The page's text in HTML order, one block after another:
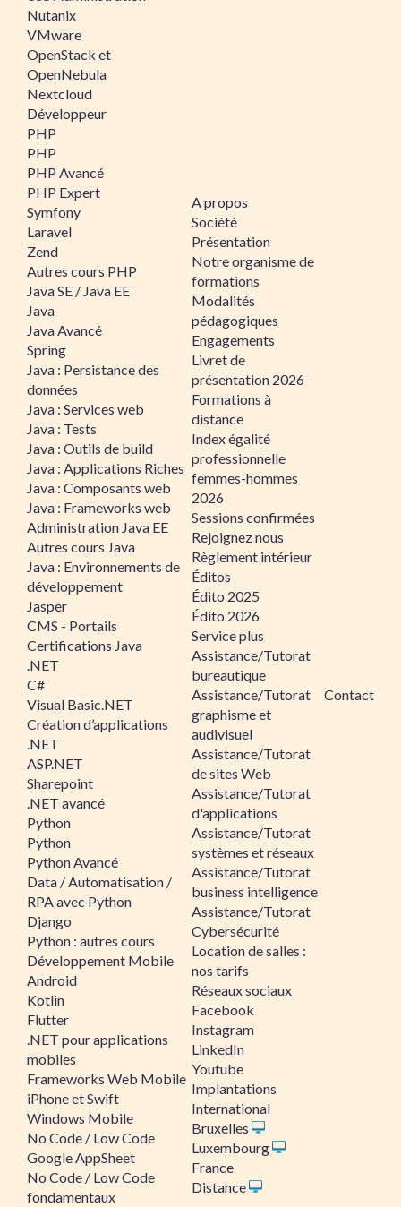
Nutanix
VMware
OpenStack et
OpenNebula
Nextcloud
Développeur
PHP
PHP
PHP Avancé
PHP Expert
Symfony
Laravel
Zend
Autres cours PHP
Java SE / Java EE
Java
Java Avancé
Spring
Java : Persistance des
données
Java : Services web
Java : Tests
Java : Outils de build
Java : Applications Riches
Java : Composants web
Java : Frameworks web
Administration Java EE
Autres cours Java
Java : Environnements de
développement
Jasper
CMS - Portails
Certifications Java
.NET
C#
Visual Basic.NET
Création d’applications
.NET
ASP.NET
Sharepoint
.NET avancé
Python
Python
Python Avancé
Data / Automatisation /
RPA avec Python
Django
Python : autres cours
Développement Mobile
Android
Kotlin
Flutter
.NET pour applications
mobiles
Frameworks Web Mobile
iPhone et Swift
Windows Mobile
No Code / Low Code
Google AppSheet
No Code / Low Code
fondamentaux
A propos
Société
Présentation
Notre organisme de
formations
Modalités
pédagogiques
Engagements
Livret de
présentation 2026
Formations à
distance
Index égalité
professionnelle
femmes-hommes
2026
Sessions confirmées
Rejoignez nous
Règlement intérieur
Éditos
Édito 2025
Édito 2026
Service plus
Assistance/Tutorat
bureautique
Assistance/Tutorat
graphisme et
audivisuel
Assistance/Tutorat
de sites Web
Assistance/Tutorat
d'applications
Assistance/Tutorat
systèmes et réseaux
Assistance/Tutorat
business intelligence
Assistance/Tutorat
Cybersécurité
Location de salles :
nos tarifs
Réseaux sociaux
Facebook
Instagram
LinkedIn
Youtube
Implantations
International
Bruxelles
Luxembourg
France
Distance
Contact